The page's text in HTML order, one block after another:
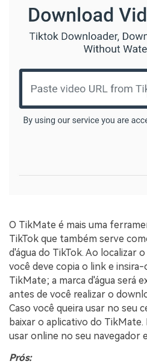
O TikMate é mais uma
TikTok que também serve
d'água do TikTok. Ao localizar
você deve copia o link e
TikMate; a marca d'água será
antes de você realizar o
Caso você queira usar no seu
baixar o aplicativo do
usar online no seu navegador
Prós: